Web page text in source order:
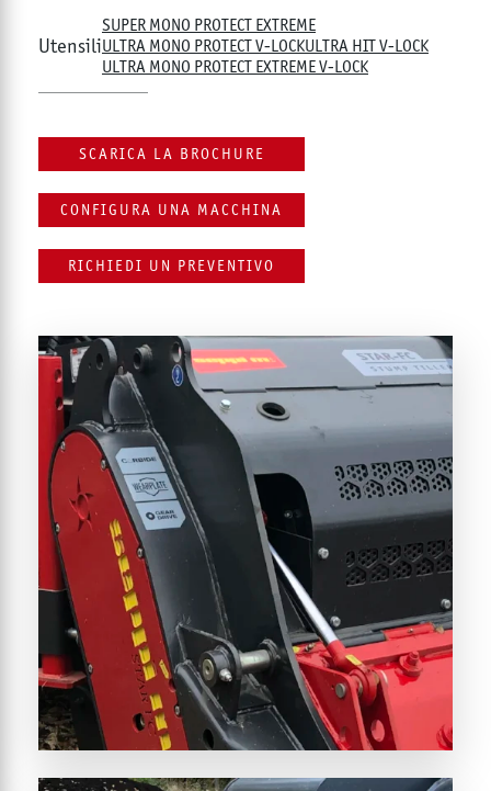
Utensili
SUPER MONO PROTECT EXTREME
ULTRA MONO PROTECT V-LOCKULTRA HIT V-LOCK
ULTRA MONO PROTECT EXTREME V-LOCK
SCARICA LA BROCHURE
CONFIGURA UNA MACCHINA